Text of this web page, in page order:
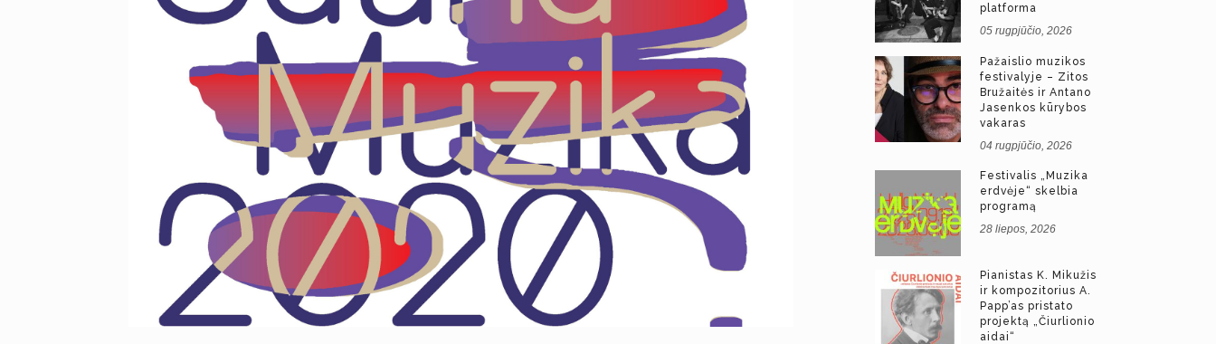
platforma
05 rugpjūčio, 2026
Pažaislio muzikos
festivalyje – Zitos
Bružaitės ir Antano
Jasenkos kūrybos
vakaras
04 rugpjūčio, 2026
Festivalis „Muzika
erdvėje“ skelbia
programą
28 liepos, 2026
Pianistas K. Mikužis
ir kompozitorius A.
Papp’as pristato
projektą „Čiurlionio
aidai“